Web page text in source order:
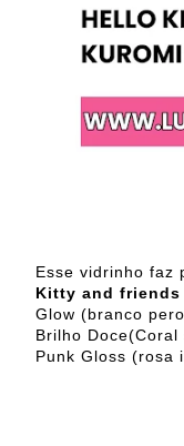
Esse vidrinho faz
Kitty and friends
Glow (branco
Brilho Doce(Coral
Punk Gloss (rosa